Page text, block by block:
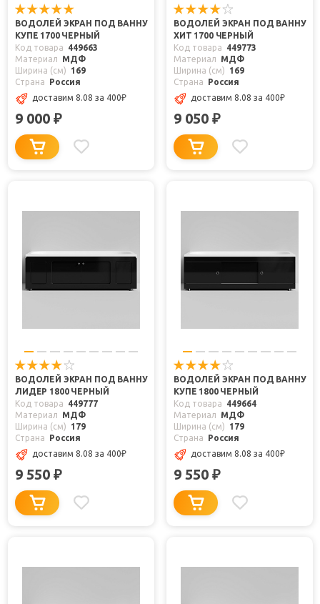
ВОДОЛЕЙ ЭКРАН ПОД ВАННУ
КУПЕ 1700 ЧЕРНЫЙ
Код товара
449663
Материал
МДФ
Ширина (см)
169
Страна
Россия
доставим 8.08 за 400₽
9 000 ₽
ВОДОЛЕЙ ЭКРАН ПОД ВАННУ
ХИТ 1700 ЧЕРНЫЙ
Код товара
449773
Материал
МДФ
Ширина (см)
169
Страна
Россия
доставим 8.08 за 400₽
9 050 ₽
ВОДОЛЕЙ ЭКРАН ПОД ВАННУ
ЛИДЕР 1800 ЧЕРНЫЙ
Код товара
449777
Материал
МДФ
Ширина (см)
179
Страна
Россия
доставим 8.08 за 400₽
9 550 ₽
ВОДОЛЕЙ ЭКРАН ПОД ВАННУ
КУПЕ 1800 ЧЕРНЫЙ
Код товара
449664
Материал
МДФ
Ширина (см)
179
Страна
Россия
доставим 8.08 за 400₽
9 550 ₽